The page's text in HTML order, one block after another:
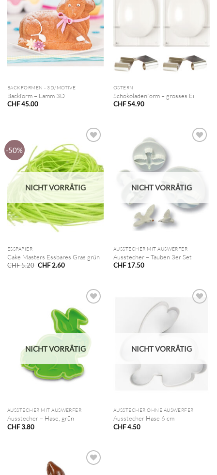
BACKFORMEN - 3D/MOTIVE
Backform – Lamm 3D
CHF45.00
OSTERN
Schokoladenform – grosses Ei
CHF54.90
-50%
NICHT VORRÄTIG
ESSPAPIER
Cake Masters Essbares Gras grün
CHF5.20 Ursprünglicher
CHF2.60Aktueller
NICHT VORRÄTIG
AUSSTECHER MIT AUSWERFER
Ausstecher – Tauben 3er Set
CHF17.50
NICHT VORRÄTIG
AUSSTECHER MIT AUSWERFER
Ausstecher – Hase, grün
CHF3.80
NICHT VORRÄTIG
AUSSTECHER OHNE AUSWERFER
Ausstecher Hase 6 cm
CHF4.50